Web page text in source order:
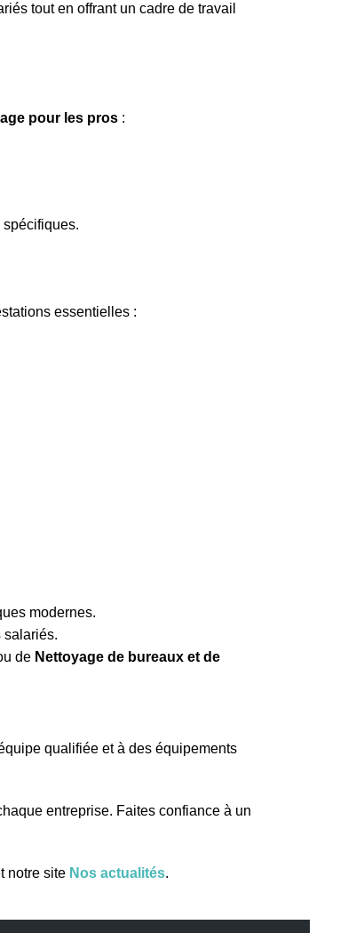
tout en offrant un cadre de travail
pour les pros :
spécifiques.
essentielles :
modernes.
salariés.
de Nettoyage de bureaux et de
qualifiée et à des équipements
entreprise. Faites confiance à un
notre site Nos actualités.